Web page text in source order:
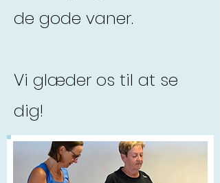
de gode vaner.
Vi glæder os til at se
dig!